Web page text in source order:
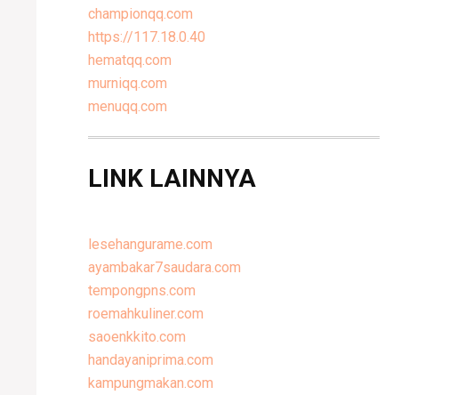
championqq.com
https://117.18.0.40
hematqq.com
murniqq.com
menuqq.com
LINK LAINNYA
lesehangurame.com
ayambakar7saudara.com
tempongpns.com
roemahkuliner.com
saoenkkito.com
handayaniprima.com
kampungmakan.com